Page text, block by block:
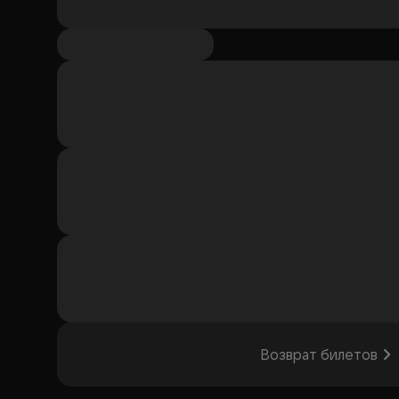
Возврат билетов